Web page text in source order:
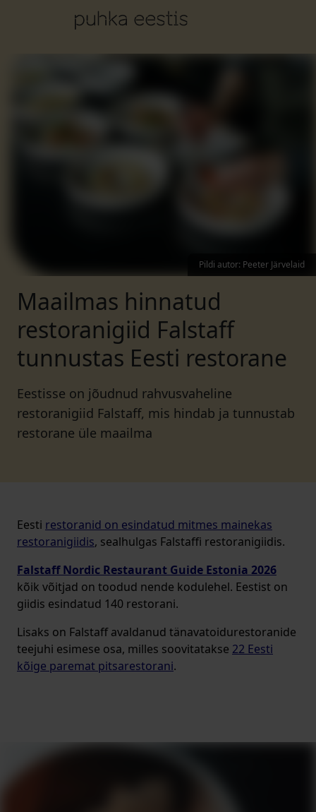
Pildi autor: Peeter Järvelaid
Maailmas hinnatud
restoranigiid Falstaff
tunnustas Eesti restorane
Eestisse on jõudnud rahvusvaheline
restoranigiid Falstaff, mis hindab ja tunnustab
restorane üle maailma
Eesti restoranid on esindatud mitmes mainekas
restoranigiidis, sealhulgas Falstaffi restoranigiidis.
Falstaff Nordic Restaurant Guide Estonia 2026
kõik võitjad on toodud nende kodulehel. Eestist on
giidis esindatud 140 restorani.
Lisaks on Falstaff avaldanud tänavatoidurestoranide
teejuhi esimese osa, milles soovitatakse 22 Eesti
kõige paremat pitsarestorani.